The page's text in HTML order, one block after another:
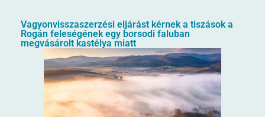
Vagyonvisszaszerzési eljárást kérnek a tiszások a
Rogán feleségének egy borsodi faluban
megvásárolt kastélya miatt